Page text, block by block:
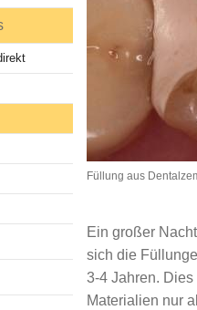
Fr. Titman
Fr. Ramirez-Tarricone
Fr. Sindi
Fr. Al Ouafi
Zahnersatz /
Kariesfrüherkennung
Füllung aus
Ein großer
sich die
3-4 Jahren.
Materialien nur